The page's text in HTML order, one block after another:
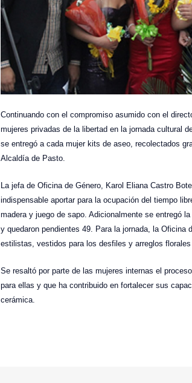
Continuando con el compromiso asumido con el
mujeres privadas de la libertad en la jornada cultural
se entregó a cada mujer kits de aseo, recolectados
Alcaldía de Pasto.
La jefa de Oficina de Género, Karol Eliana Castro
indispensable aportar para la ocupación del tiempo
madera y juego de sapo. Adicionalmente se entregó
y quedaron pendientes 49. Para la jornada, la
estilistas, vestidos para los desfiles y arreglos florales
Se resaltó por parte de las mujeres internas el
para ellas y que ha contribuido en fortalecer sus
cerámica.